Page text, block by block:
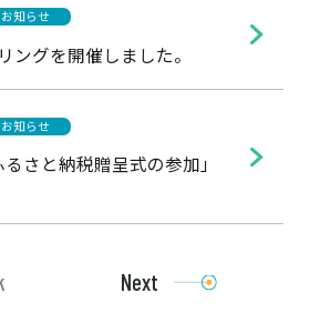
お知らせ
ングを開催しました。
お知らせ
るさと納税贈呈式の参加」
Next